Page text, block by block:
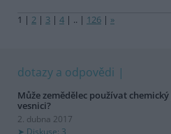
1 | 2 | 3 | 4 | .. | 126 | »
dotazy a odpovědi
Může zemědělec používat
vesnici?
2. dubna 2017